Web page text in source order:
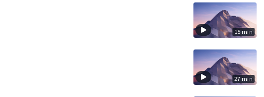
15 min
27 min